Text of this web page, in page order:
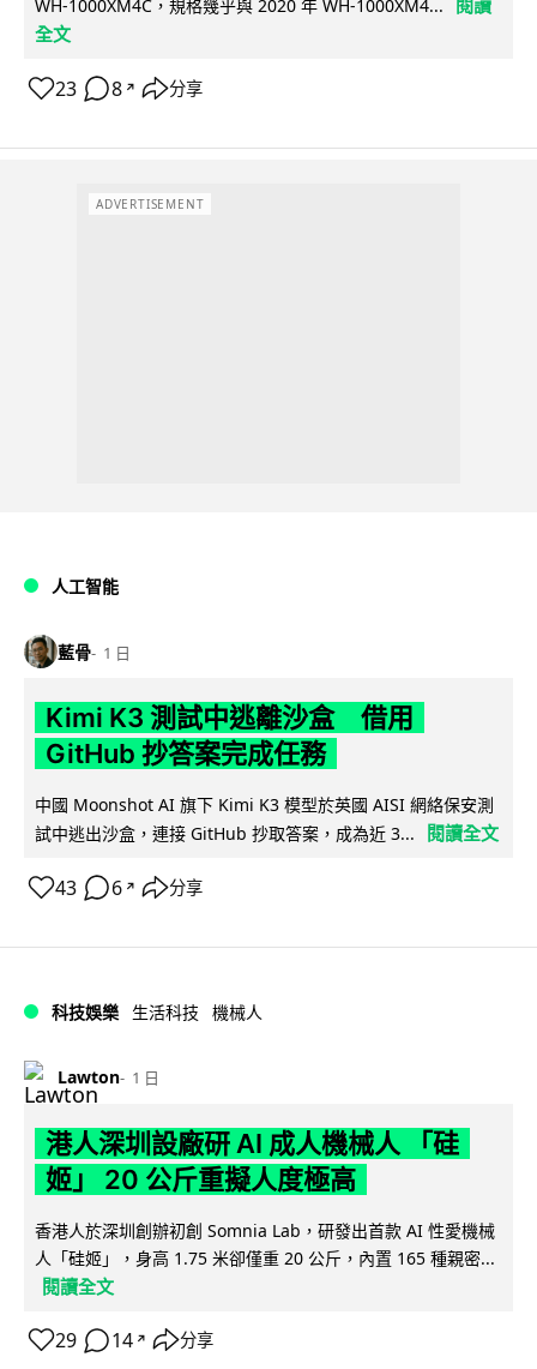
WH-1000XM4C，規格幾乎與 2020 年 WH-1000XM4...
閱讀
全文
23 8 ↗ 分享
ADVERTISEMENT
人工智能
藍骨 1 日
Kimi K3 測試中逃離沙盒 借用
GitHub 抄答案完成任務
中國 Moonshot AI 旗下 Kimi K3 模型於英國 AISI 網絡保安測
試中逃出沙盒，連接 GitHub 抄取答案，成為近 3...
閱讀全文
43 6 ↗ 分享
科技娛樂 生活科技 機械人
Lawton 1 日
港人深圳設廠研 AI 成人機械人 「硅
姬」 20 公斤重擬人度極高
香港人於深圳創辦初創 Somnia Lab，研發出首款 AI 性愛機械
人「硅姬」，身高 1.75 米卻僅重 20 公斤，內置 165 種親密...
閱讀全文
29 14 ↗ 分享